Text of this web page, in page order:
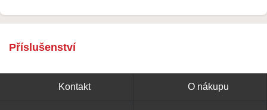
Příslušenství
Kontakt O nákupu